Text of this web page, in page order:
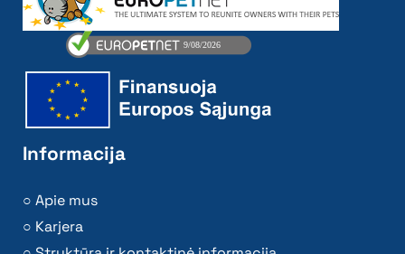
Informacija
Apie mus
Karjera